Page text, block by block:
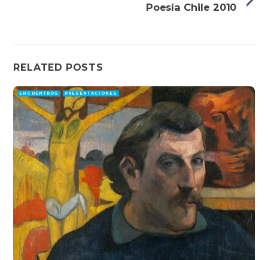
Poesía Chile 2010
RELATED POSTS
ENCUENTROS PRESENTACIONES